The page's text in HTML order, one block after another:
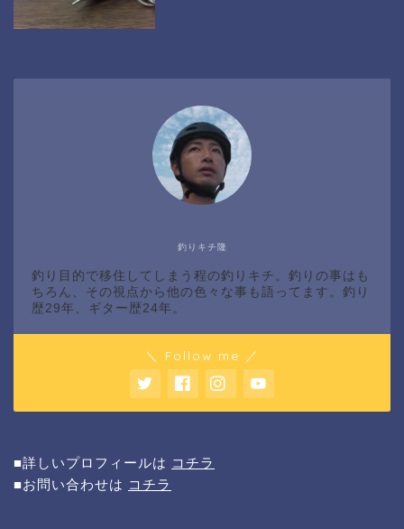
釣りキチ隆
釣り目的で移住してしまう程の釣りキチ。釣りの事はも
ちろん、その視点から他の色々な事も語ってます。釣り
歴29年、ギター歴24年。
＼ Follow me ／
■詳しいプロフィールは コチラ
■お問い合わせは コチラ